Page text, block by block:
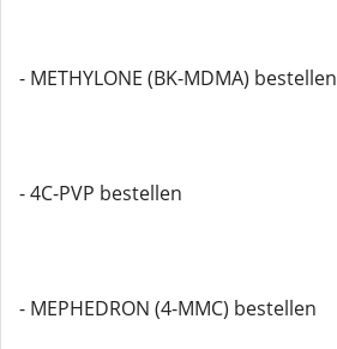
- METHYLONE (BK-MDMA) bestellen
- 4C-PVP bestellen
- MEPHEDRON (4-MMC) bestellen